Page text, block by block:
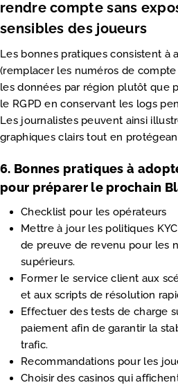
rendre compte sans
sensibles des joueurs
Les bonnes pratiques consistent à
(remplacer les numéros de compte
les données par région plutôt que
le RGPD en conservant les logs
Les journalistes peuvent ainsi
graphiques clairs tout en
6. Bonnes pratiques à
pour préparer le prochain
Checklist pour les opérateurs
Mettre à jour les politiques
de preuve de revenu pour les
supérieurs.
Former le service client aux
et aux scripts de résolution
Effectuer des tests de charge
paiement afin de garantir la
trafic.
Recommandations pour les
Choisir des casinos qui